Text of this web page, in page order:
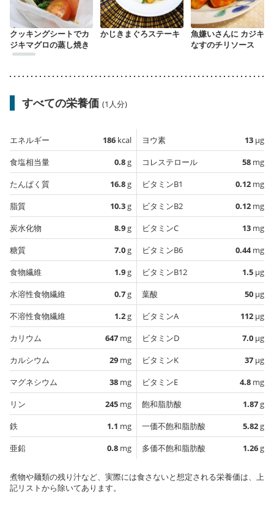
クッキングシートでカ
ジキマグロの蒸し焼き
かじきまぐろステーキ
魚嫌いさんに カジキと
なすのチリソース
すべての栄養価 (1人分)
エネルギー 186 kcal
食塩相当量
0.8g
たんぱく質
16.8g
脂質
10.3g
炭水化物
8.9g
糖質
7.0g
食物繊維
1.9g
水溶性食物繊維
0.7g
不溶性食物繊維
1.2g
カリウム
647 mg
カルシウム
29 mg
マグネシウム
38 mg
リン
245 mg
鉄
1.1 mg
亜鉛
0.8 mg
ヨウ素 13 µg
コレステロール
58 mg
ビタミンB1
0.12 mg
ビタミンB2
0.12 mg
ビタミンC
13 mg
ビタミンB6
0.44mg
ビタミンB12
1.5 µg
葉酸
50 µg
ビタミンA
112 µg
ビタミンD
7.0 µg
ビタミンK
37 µg
ビタミンE
4.8 mg
飽和脂肪酸
1.87g
一価不飽和脂肪酸
5.82g
多価不飽和脂肪酸
1.26g
煮物や麺類の残り汁など、実際には食さないと想定される栄養価は、上
記リストから除いてあります。